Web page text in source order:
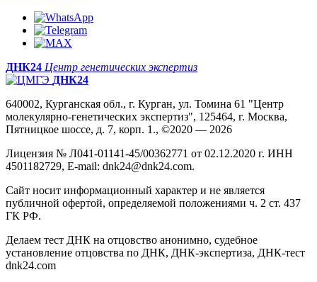
ДНК24 Центр генетических экспертиз
ДНК24
640002, Курганская обл., г. Курган, ул. Томина 61 "Центр
молекулярно-генетических экспертиз", 125464, г. Москва,
Пятницкое шоссе, д. 7, корп. 1., ©2020 — 2026
Лицензия № Л041-01141-45/00362771 от 02.12.2020 г. ИНН
4501182729, E-mail: dnk24@dnk24.com.
Сайт носит информационный характер и не является
публичной офертой, определяемой положениями ч. 2 ст. 437
ГК РФ.
Делаем тест ДНК на отцовство анонимно, судебное
установление отцовства по ДНК, ДНК-экспертиза, ДНК-тест
dnk24.com